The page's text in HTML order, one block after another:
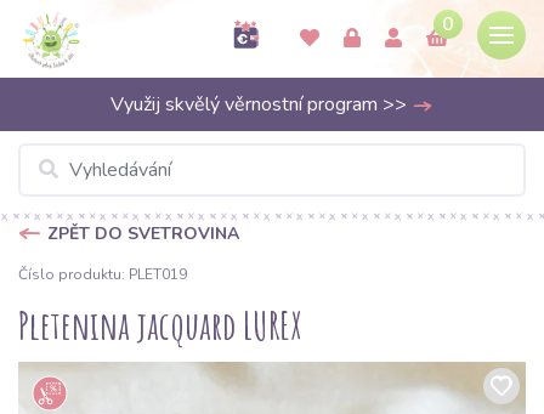
0
Využij skvělý věrnostní program >>
ZPĚT DO SVETROVINA
Číslo produktu: PLET019
Pletenina jacquard LUREX